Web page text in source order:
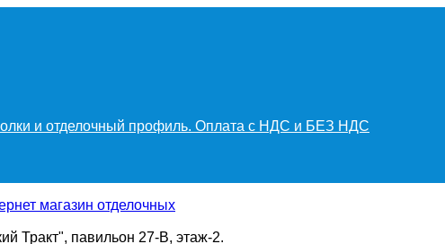
и отделочный профиль. Оплата с НДС и БЕЗ НДС
Тракт", павильон 27-В, этаж-2.